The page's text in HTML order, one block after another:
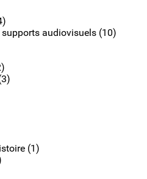
audiovisuels (10)
(1)